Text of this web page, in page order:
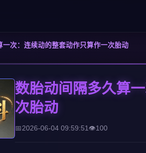
一次：连续动的整套动作只算作一次胎动
数胎动间隔多久算
次胎动
2026-06-04 09:59:51 100